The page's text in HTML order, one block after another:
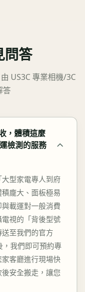
問答
US3C 專業相機/3C
答
，體積這麼
檢測的服務
型家電專人到府
龐大、面板極易
載運對一般消費
視的「背後型號
至我們的官方
，我們即可預約專
客廳進行現場快
安全搬走，讓您